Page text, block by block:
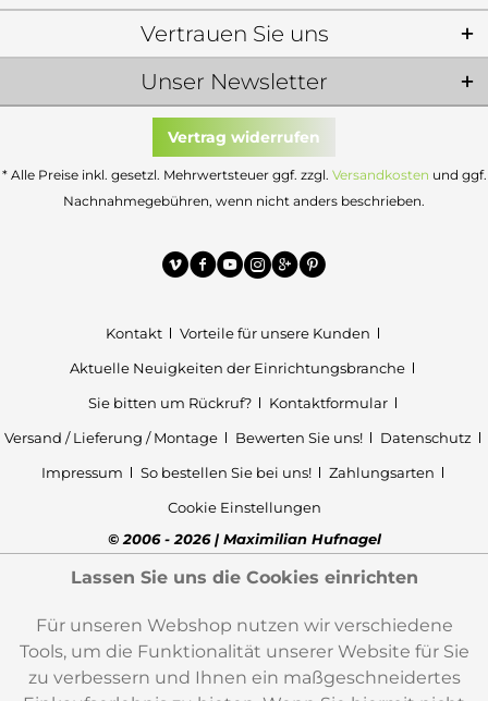
Unser Newsletter
Vertrauen Sie uns
Vertrag widerrufen
* Alle Preise inkl. gesetzl. Mehrwertsteuer ggf. zzgl. Versandkosten und ggf.
Nachnahmegebühren, wenn nicht anders beschrieben.
Kontakt
Vorteile für unsere Kunden
Aktuelle Neuigkeiten der Einrichtungsbranche
Sie bitten um Rückruf?
Kontaktformular
Versand / Lieferung / Montage
Bewerten Sie uns!
Datenschutz
Impressum
So bestellen Sie bei uns!
Zahlungsarten
Cookie Einstellungen
© 2006 - 2026 | Maximilian Hufnagel
Lassen Sie uns die Cookies einrichten
Für unseren Webshop nutzen wir verschiedene
Tools, um die Funktionalität unserer Website für Sie
zu verbessern und Ihnen ein maßgeschneidertes